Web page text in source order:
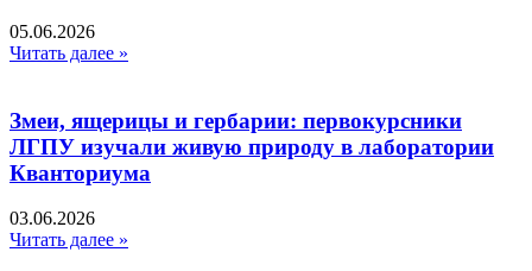
05.06.2026
Читать далее »
Змеи, ящерицы и гербарии: первокурсники
ЛГПУ изучали живую природу в лаборатории
Кванториума
03.06.2026
Читать далее »